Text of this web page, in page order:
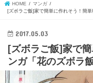
HOME
マンガ
[ズボラご飯]家で簡単に作れそう！簡
2017.05.03
[ズボラご飯]家で
ンガ「花のズボラ